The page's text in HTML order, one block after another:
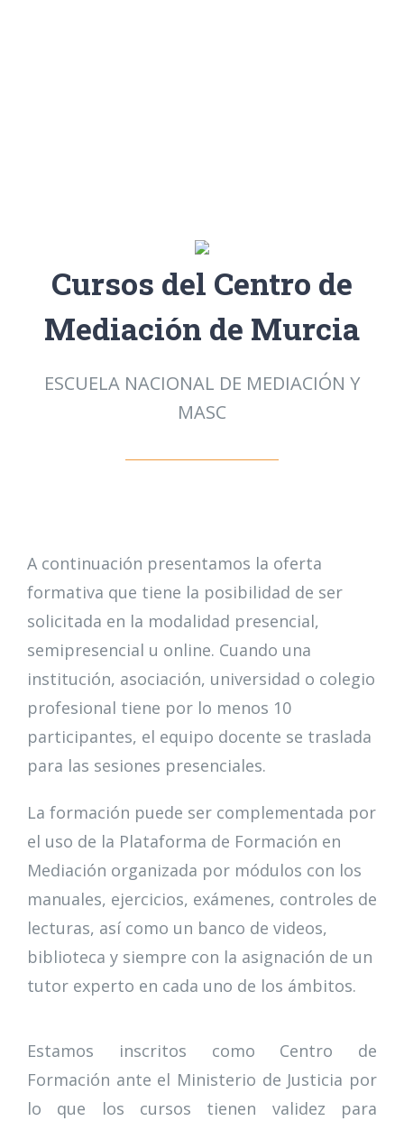
Cursos del Centro de
Mediación de Murcia
ESCUELA NACIONAL DE MEDIACIÓN Y
MASC
A continuación presentamos la oferta
formativa que tiene la posibilidad de ser
solicitada en la modalidad presencial,
semipresencial u online. Cuando una
institución, asociación, universidad o colegio
profesional tiene por lo menos 10
participantes, el equipo docente se traslada
para las sesiones presenciales.
La formación puede ser complementada por
el uso de la Plataforma de Formación en
Mediación organizada por módulos con los
manuales, ejercicios, exámenes, controles de
lecturas, así como un banco de videos,
biblioteca y siempre con la asignación de un
tutor experto en cada uno de los ámbitos.
Estamos inscritos como Centro de
Formación ante el Ministerio de Justicia por
lo que los cursos tienen validez para